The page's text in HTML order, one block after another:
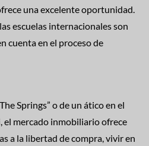
una excelente oportunidad.
escuelas internacionales son
cuenta en el proceso de
Springs” o de un ático en el
mercado inmobiliario ofrece
a la libertad de compra, vivir en